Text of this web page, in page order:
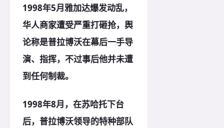
1998年5月雅加达爆发动乱，
华人商家遭受严重打砸抢，舆
论称是普拉博沃在幕后一手导
演、指挥，不过事后他并未遭
到任何制裁。
1998年8月，在苏哈托下台
后，普拉博沃领导的特种部队